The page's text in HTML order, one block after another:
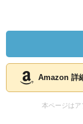
Amazon 詳
本ページはア